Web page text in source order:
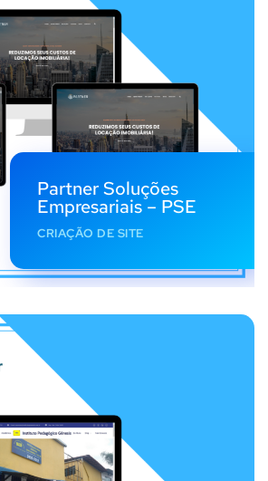
Partner Soluções
Empresariais – PSE
CRIAÇÃO DE SITE